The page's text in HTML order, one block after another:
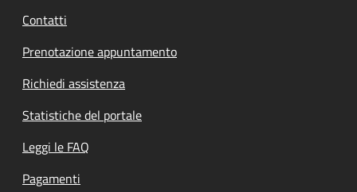
Contatti
Prenotazione appuntamento
Richiedi assistenza
Statistiche del portale
Leggi le FAQ
Pagamenti